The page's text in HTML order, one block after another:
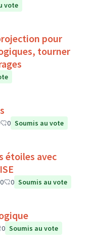
vote
pour
tourner
0 Soumis au vote
étoiles avec
0 0 Soumis au vote
0 Soumis au vote